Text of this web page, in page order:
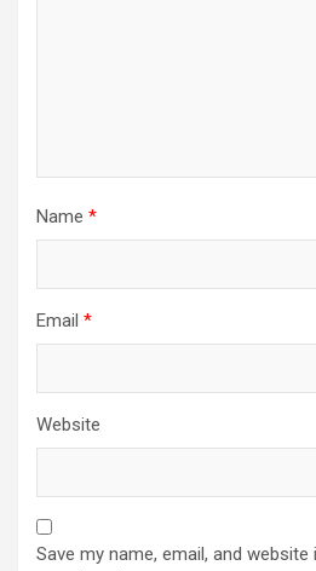
Name *
Email *
Website
Save my name, email, and